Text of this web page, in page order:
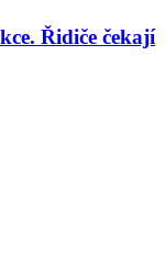
Řidiče čekají